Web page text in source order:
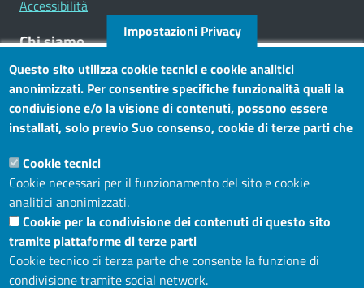
Accessibilità
Chi siamo
Mission
Statuto e carta dei servizi
Social
Sito web
Accesso riservato
Mappa del sito
Impostazioni Privacy
Questo sito utilizza cookie tecnici e cookie analitici
anonimizzati. Per consentire specifiche funzionalità quali la
condivisione e/o la visione di contenuti, possono essere
installati, solo previo Suo consenso, cookie di terze parti che
questo banner, può accettare tutti i cookies, selezionare le
categorie di cookie di cui consente l’utilizzo e/o modificare le
Sue preferenze. Per vedere la Cookie Policy completa, clicchi
Maggiori informazioni
Cookie tecnici
Cookie necessari per il funzionamento del sito e cookie
analitici anonimizzati.
Cookie per la condivisione dei contenuti di questo sito
tramite piattaforme di terze parti
Cookie tecnico di terza parte che consente la funzione di
condivisione tramite social network.